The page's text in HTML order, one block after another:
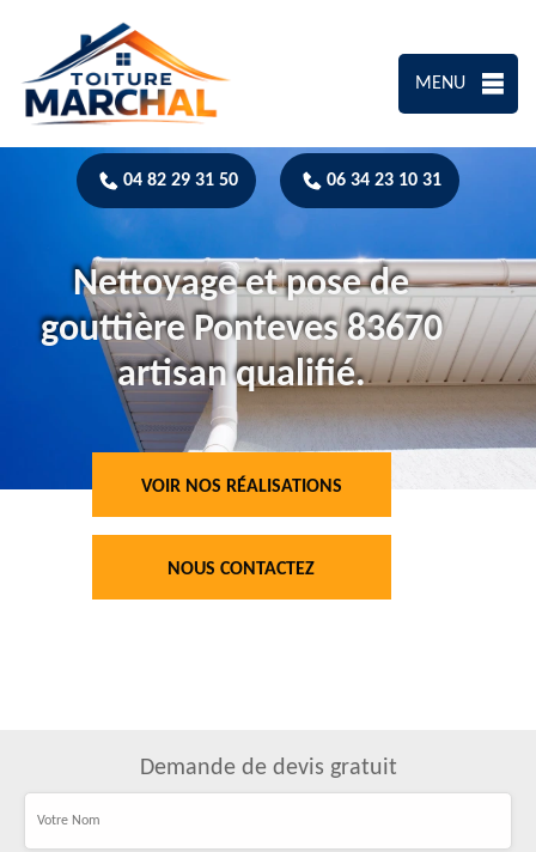
MENU
04 82 29 31 50 06 34 23 10 31
Nettoyage et pose de
gouttière Ponteves 83670
artisan qualifié.
VOIR NOS RÉALISATIONS
NOUS CONTACTEZ
Demande de devis gratuit